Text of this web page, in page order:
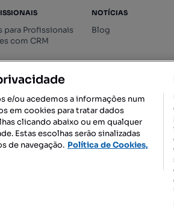
para Profissionais
com CRM
NOTÍCIAS
Blog
NOS:
TERMOS DE
e/ou acedemos a informações num
em cookies para tratar dados
clicando abaixo ou em qualquer
Estas escolhas serão sinalizadas
de navegação. Política de Cookies,